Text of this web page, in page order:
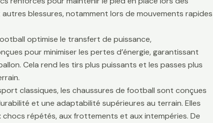
blessures, notamment lors de mouvements rapides
optimise le transfert de puissance,
pour minimiser les pertes d’énergie, garantissant
Cela rend les tirs plus puissants et les passes plus
classiques, les chaussures de football sont conçues
et une adaptabilité supérieures au terrain. Elles
répétés, aux frottements et aux intempéries. De